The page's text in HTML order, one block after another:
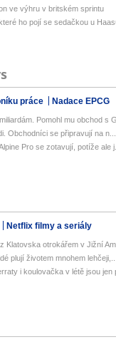
ve výhru v britském sprintu
ho pojí se sedačkou u
práce Nadace EPCG
Pomohl mu obchod s
Obchodníci se připravují na n...
Pro se zotavují, potíže ale
Netflix filmy a seriály
Klatovska otrokářem v Jižní
plují životem mnohem
i koulovačka v létě jsou jen